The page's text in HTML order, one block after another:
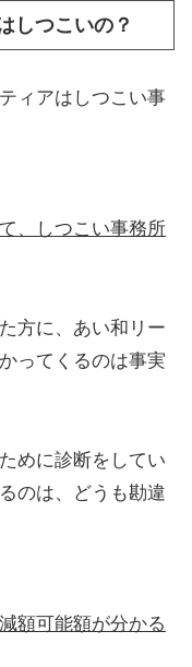
しつこいの？
ィアはしつこい事
、しつこい事務所
方に、あい和リー
ってくるのは事実
めに診断をしてい
のは、どうも勘違
額可能額が分かる